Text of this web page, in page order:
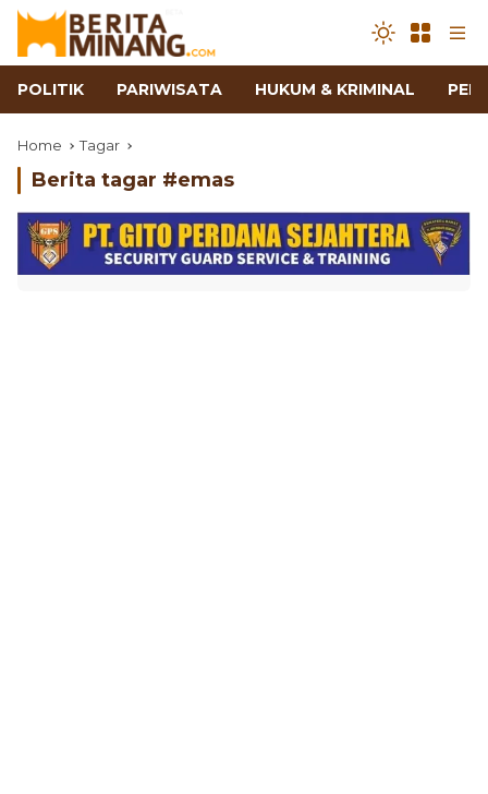
POLITIK PARIWISATA HUKUM & KRIMINAL
Home Tagar
Berita tagar #emas